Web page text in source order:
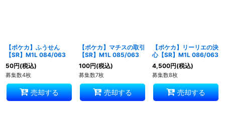
【ポケカ】ふうせん
【SR】M1L 084/063
50円(税込)
募集数4枚
売却する
【ポケカ】マチスの取引
【SR】M1L 085/063
100円(税込)
募集数7枚
売却する
【ポケカ】リーリエの決
心【SR】M1L 086/063
4,500円(税込)
募集数8枚
売却する